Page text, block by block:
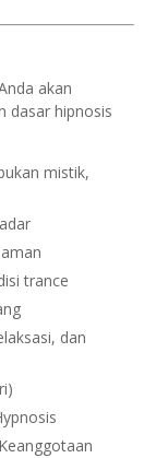
akan
dasar hipnosis
mistik,
trance
dan